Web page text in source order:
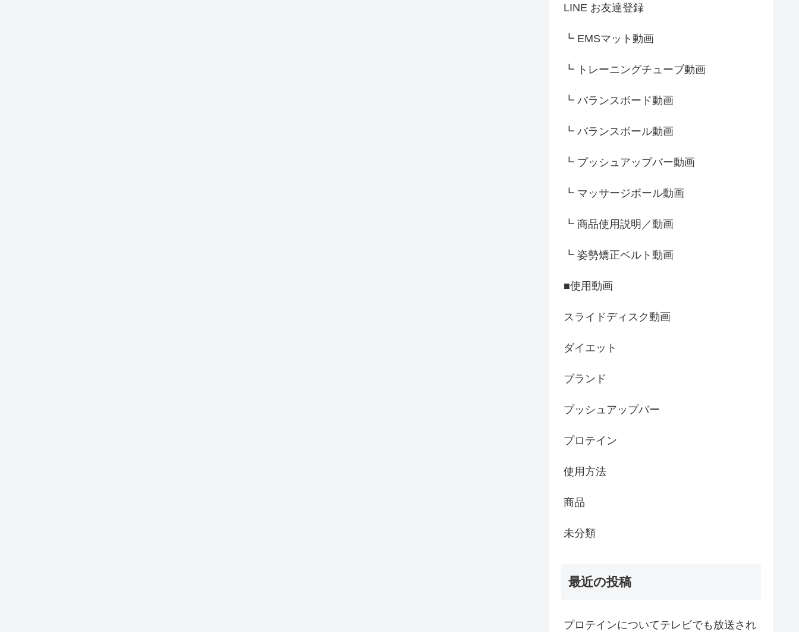
LINE お友達登録
┗ EMSマット動画
┗ トレーニングチューブ動画
┗ バランスボード動画
┗ バランスボール動画
┗ プッシュアップバー動画
┗ マッサージボール動画
┗ 商品使用説明／動画
┗ 姿勢矯正ベルト動画
■使用動画
スライドディスク動画
ダイエット
ブランド
プッシュアップバー
プロテイン
使用方法
商品
未分類
最近の投稿
プロテインについてテレビでも放送され